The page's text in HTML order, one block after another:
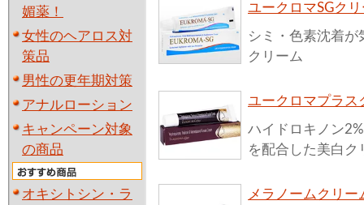
媚薬！
女性のヘアロス対
策品
男性の更年期対策
アナルローション
キャンペーン対象
の商品
オキシトシン・ラ
ユークロマSGク
シミ・色素沈着
クリーム
ユークロマプラス
ハイドロキノン
を配合した美白ク
メラノームクリー